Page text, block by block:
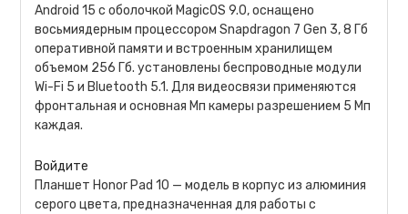
Android 15 с оболочкой MagicOS 9.0, оснащено
восьмиядерным процессором Snapdragon 7 Gen 3, 8 Гб
оперативной памяти и встроенным хранилищем
объемом 256 Гб. установлены беспроводные модули
Wi-Fi 5 и Bluetooth 5.1. Для видеосвязи применяются
фронтальная и основная Мп камеры разрешением 5 Мп
каждая.
Войдите
Планшет Honor Pad 10 — модель в корпус из алюминия
серого цвета, предназначенная для работы с